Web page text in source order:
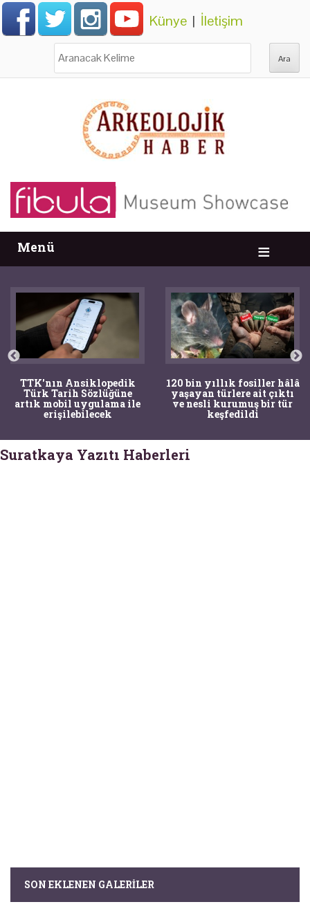
Künye | İletişim
Menü
TTK'nın Ansiklopedik
Türk Tarih Sözlüğüne
artık mobil uygulama ile
erişilebilecek
120 bin yıllık fosiller hâlâ
yaşayan türlere ait çıktı
ve nesli kurumuş bir tür
keşfedildi
Suratkaya Yazıtı Haberleri
SON EKLENEN GALERILER